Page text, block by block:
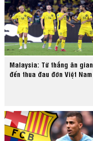
Malaysia: Từ thắng ăn gian
đến thua đau đớn Việt Nam